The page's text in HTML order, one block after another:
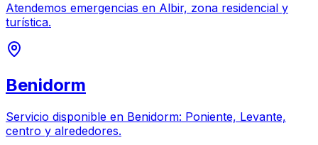
Atendemos emergencias en Albir, zona residencial y
turística.
Benidorm
Servicio disponible en Benidorm: Poniente, Levante,
centro y alrededores.